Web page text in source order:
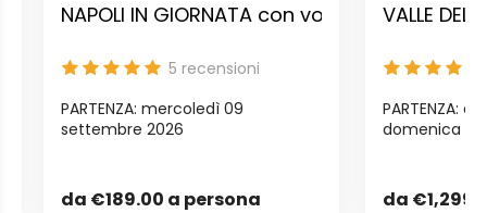
eterno
NAPOLI IN GIORNATA con volo aereo –
5 recensioni
PARTENZA: mercoledì 09
settembre 2026
da €189.00 a persona
VALLE
PARTENZA:
domenica 13
da